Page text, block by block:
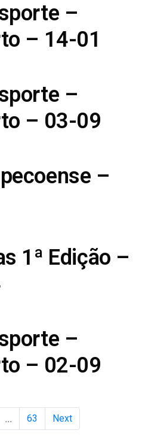
–
– 14-01
–
– 03-09
–
1ª Edição –
–
– 02-09
... 63 Next